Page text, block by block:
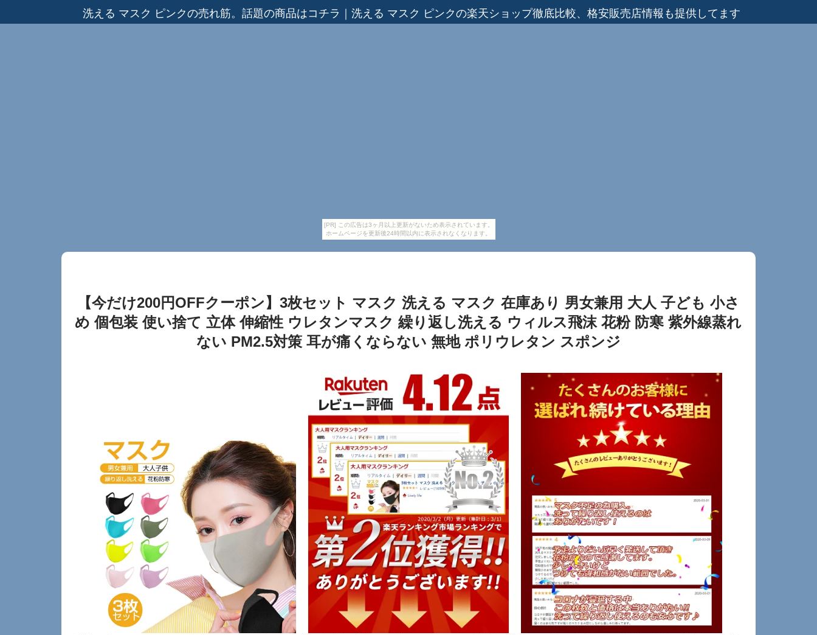
[PR] この広告は3ヶ月以上更新がないため表示されています。
ホームページを更新後24時間以内に表示されなくなります。
洗える マスク ピンクの売れ筋。話題の商品はコチラ 洗える マスク ピンクの楽天ショップ徹底比較、格安販売店情報も提供してます
【今だけ200円OFFクーポン】3枚セット マスク 洗える マスク 在庫あり 男女兼用 大人 子ども 小さ
め 個包装 使い捨て 立体 伸縮性 ウレタンマスク 繰り返し洗える ウィルス飛沫 花粉 防寒 紫外線蒸れ
ない PM2.5対策 耳が痛くならない 無地 ポリウレタン スポンジ